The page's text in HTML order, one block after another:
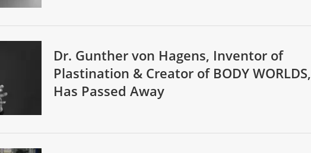
Dr. Gunther von Hagens, Inventor of
Plastination & Creator of BODY WORLDS,
Has Passed Away